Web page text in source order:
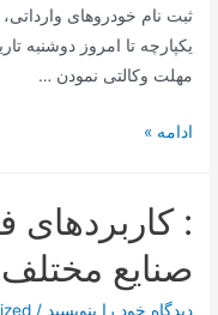
ثبت نام خودروهای
مهلت وکالتی نمودن …
متقاضیان
بخوانند/
ثبت
نام
ادامه »
:
صنایع مختلف
دیدگاه‌ خود را بنویسید /